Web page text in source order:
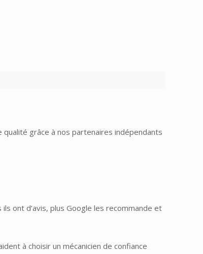
qualité grâce à nos partenaires indépendants
ont d’avis, plus Google les recommande et
à choisir un mécanicien de confiance